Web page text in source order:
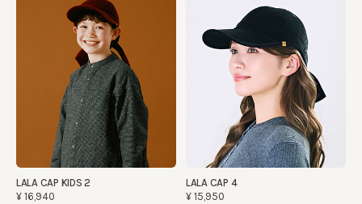
LALA CAP KIDS 2
¥16,940
LALA CAP 4
¥15,950